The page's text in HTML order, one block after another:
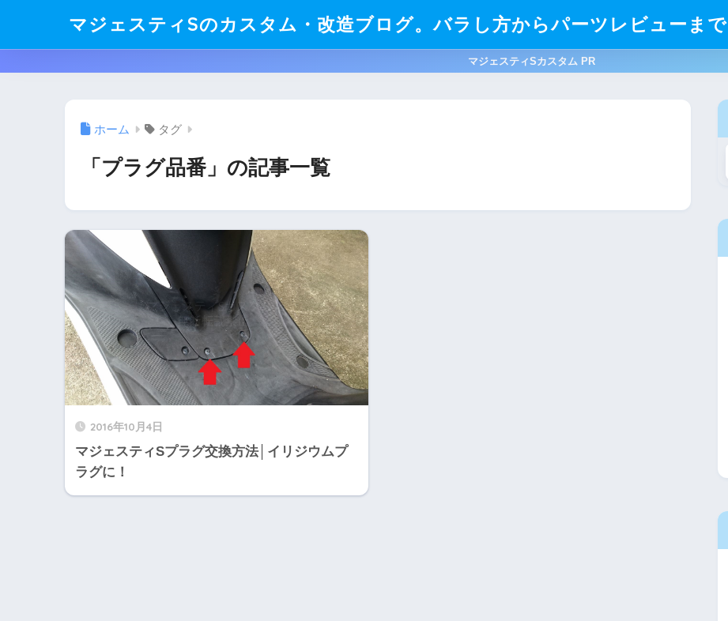
マジェスティSのカスタム・改造ブログ。バラし方からパーツレビューまで
マジェスティSカスタム PR
ホーム タグ
「プラグ品番」の記事一覧
2016年10月4日
マジェスティSプラグ交換方法│イリジウムプ
ラグに！